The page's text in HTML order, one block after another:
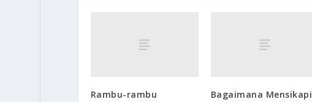
Rambu-rambu
Bagaimana Mensikapi